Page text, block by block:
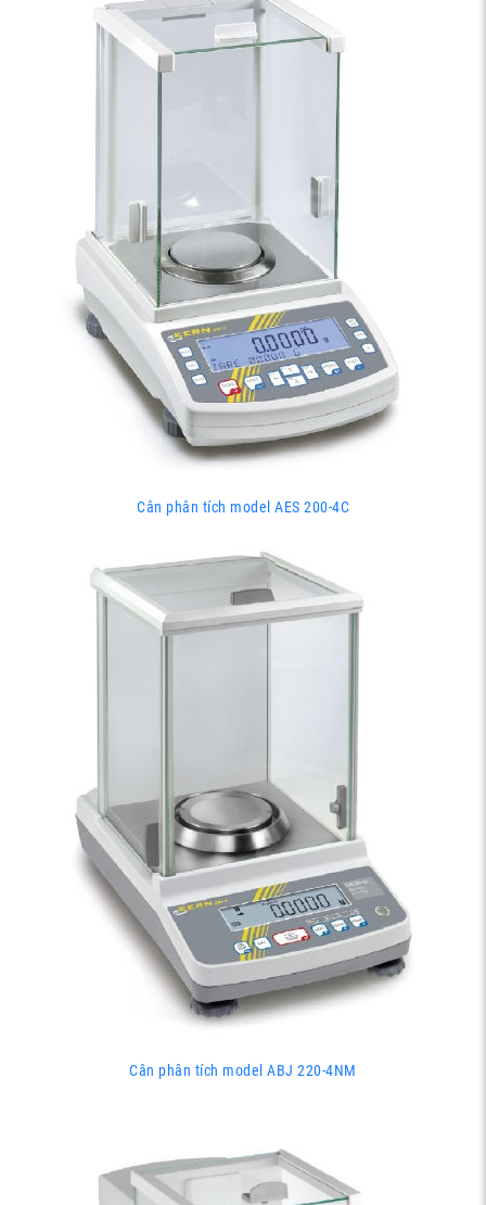
Cân phân tích model AES 200-4C
Cân phân tích model ABJ 220-4NM